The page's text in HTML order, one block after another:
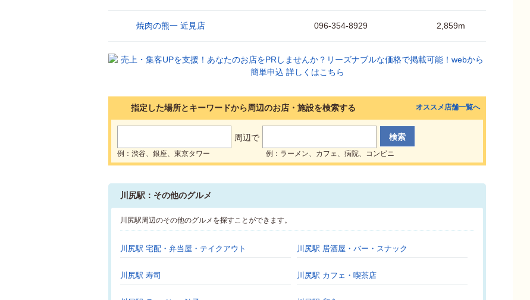
焼肉の熊一 近見店 096-354-8929 2,859m
指定した場所とキーワードから周辺のお店・施設を検索する
周辺で
例：渋谷、銀座、東京タワー 例：ラーメン、カフェ、病院、コンビニ
オススメ店舗一覧へ
川尻駅：その他のグルメ
川尻駅周辺のその他のグルメを探すことができます。
川尻駅 宅配・弁当屋・テイクアウト 川尻駅 居酒屋・バー・スナック
川尻駅 寿司 川尻駅 カフェ・喫茶店